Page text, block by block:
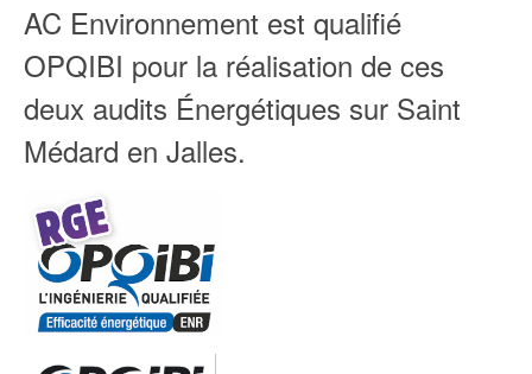
AC Environnement est qualifié
OPQIBI pour la réalisation de ces
deux audits Énergétiques sur Saint
Médard en Jalles.